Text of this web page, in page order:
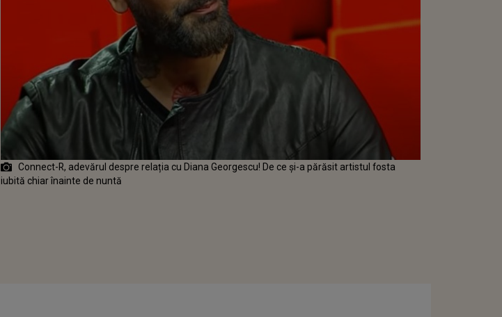
Connect-R, adevărul despre relația cu Diana Georgescu! De ce și-a părăsit artistul fosta
iubită chiar înainte de nuntă